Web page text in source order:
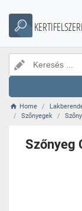
Home
Szőnyegek
Szőnyeg